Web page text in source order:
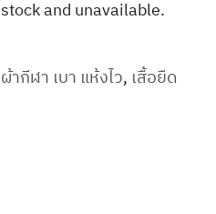
and unavailable.
ากีฬา เบา แห้งไว, เสื้อยืด